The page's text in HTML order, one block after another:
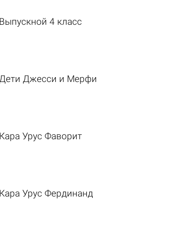
Выпускной 4 класс
Джесси и Мерфи
Кара Урус Фаворит
Кара Урус Фердинанд